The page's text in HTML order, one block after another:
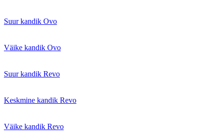
Suur kandik Ovo
Väike kandik Ovo
Suur kandik Revo
Keskmine kandik Revo
Väike kandik Revo